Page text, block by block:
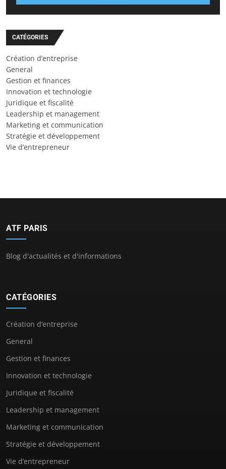
CATÉGORIES
Création d’entreprise
General
Gestion et finances
Innovation et technologie
Juridique et fiscalité
Leadership et management
Marketing et communication
Stratégie et développement
Vie d’entrepreneur
ATF PARIS
Blog d'actualités et d'informations
CATÉGORIES
Création d’entreprise
General
Gestion et finances
Innovation et technologie
Juridique et fiscalité
Leadership et management
Marketing et communication
Stratégie et développement
Vie d’entrepreneur